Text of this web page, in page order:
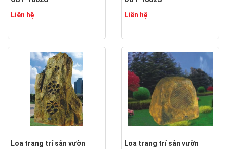
Liên hệ
Liên hệ
Loa trang trí sân vườn
Loa trang trí sân vườn